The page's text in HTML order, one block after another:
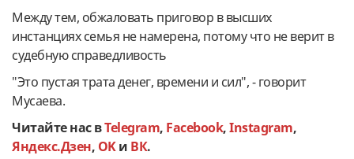
Между тем, обжаловать приговор в высших
инстанциях семья не намерена, потому что не верит в
судебную справедливость
"Это пустая трата денег, времени и сил", - говорит
Мусаева.
Читайте нас вTelegram, Facebook,Instagram,
Яндекс.Дзен, OKи ВК.